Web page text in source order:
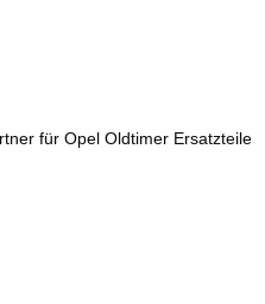
für Opel Oldtimer Ersatzteile